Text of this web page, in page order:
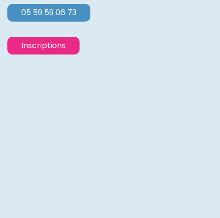
05 59 59 06 73
Inscriptions